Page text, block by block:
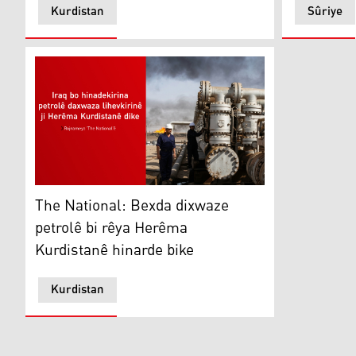
Kurdistan Sûriye
The National: Bexda dixwaze petrolê bi rêya Herêma
Kurdistan
The National: Bexda dixwaze
petrolê bi rêya Herêma
Kurdistanê hinarde bike